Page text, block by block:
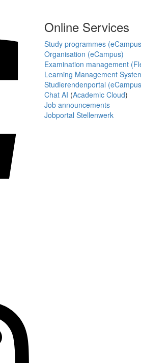
Online Services
Study programmes
Organisation (eCampus)
Examination management
Learning Management
Studierendenportal
Chat AI (Academic Cloud)
Job announcements
Jobportal Stellenwerk